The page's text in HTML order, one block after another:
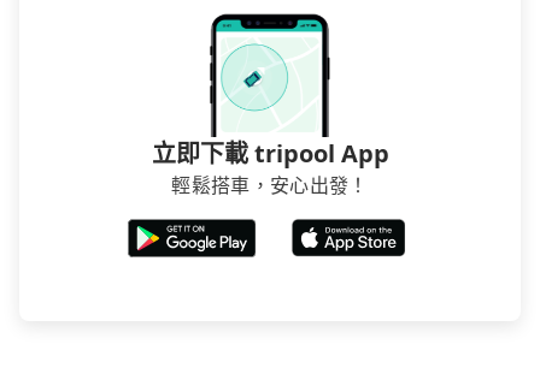
立即下載 tripool App
輕鬆搭車，安心出發！